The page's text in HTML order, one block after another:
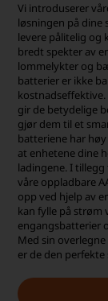
Vi introduserer
løsningen på dine
levere pålitelig og
bredt spekter av
lommelykter og
batterier er ikke
gir de betydelige
gjør dem til et
batteriene har
at enhetene dine
ladingene. I
våre oppladbare
opp ved hjelp av
kan fylle på strøm
engangsbatterier
Med sin
er de den